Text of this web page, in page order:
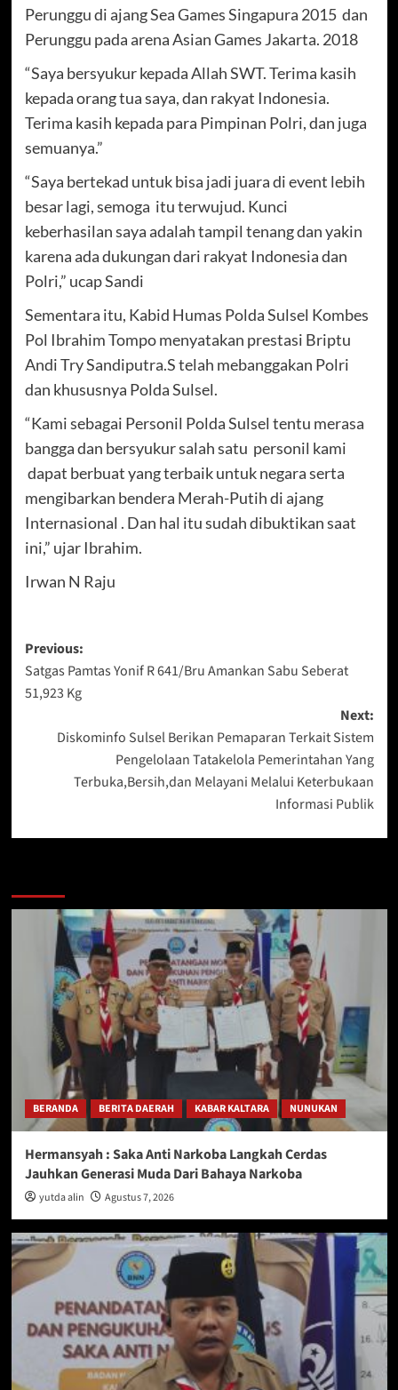
Perunggu di ajang Sea Games Singapura 2015 dan
Perunggu pada arena Asian Games Jakarta. 2018
“Saya bersyukur kepada Allah SWT. Terima kasih
kepada orang tua saya, dan rakyat Indonesia.
Terima kasih kepada para Pimpinan Polri, dan juga
semuanya.”
“Saya bertekad untuk bisa jadi juara di event lebih
besar lagi, semoga itu terwujud. Kunci
keberhasilan saya adalah tampil tenang dan yakin
karena ada dukungan dari rakyat Indonesia dan
Polri,” ucap Sandi
Sementara itu, Kabid Humas Polda Sulsel Kombes
Pol Ibrahim Tompo menyatakan prestasi Briptu
Andi Try Sandiputra.S telah mebanggakan Polri
dan khususnya Polda Sulsel.
“Kami sebagai Personil Polda Sulsel tentu merasa
bangga dan bersyukur salah satu personil kami
dapat berbuat yang terbaik untuk negara serta
mengibarkan bendera Merah-Putih di ajang
Internasional . Dan hal itu sudah dibuktikan saat
ini,” ujar Ibrahim.
Irwan N Raju
Post
navigation
Previous:
Satgas Pamtas Yonif R 641/Bru Amankan Sabu Seberat
51,923 Kg
Next:
Diskominfo Sulsel Berikan Pemaparan Terkait Sistem
Pengelolaan Tatakelola Pemerintahan Yang
Terbuka,Bersih,dan Melayani Melalui Keterbukaan
Informasi Publik
BERANDA BERITA DAERAH KABAR KALTARA NUNUKAN
Hermansyah : Saka Anti Narkoba Langkah Cerdas
Jauhkan Generasi Muda Dari Bahaya Narkoba
yutda alin Agustus 7, 2026